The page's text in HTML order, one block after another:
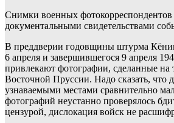
Снимки военных фотокорреспондентов
документальными свидетельствами
В преддверии годовщины штурма
6 апреля и завершившегося 9 апреля
привлекают фотографии, сделанные
Восточной Пруссии. Надо сказать, что
узнаваемыми местами сравнительно
фотографий неустанно проверялось
цензурой, дислокация войск не